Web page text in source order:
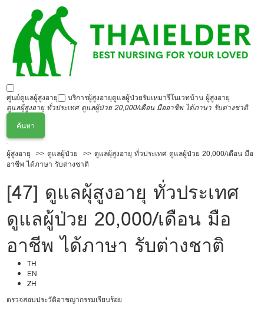
ศูนย์ดูแลผู้สูงอายุ บริการผู้สูงอายุดูแลผู้ป่วยรับเหมารีโนเวทบ้าน ผู้สูงอายุ
ดูแลผุ้สูงอายุ ทั่วประเทศ ดูแลผู้ป่วย 20,000/เดือน มืออาชีพ ได้ภาษา รับต่างชาติ
ค้นหา
ผู้สูงอายุ ดูแลผู้ป่วย
ดูแลผุ้สูงอายุ ทั่วประเทศ ดูแลผู้ป่วย 20,000/เดือน มือ
อาชีพ ได้ภาษา รับต่างชาติ
[47] ดูแลผุ้สูงอายุ ทั่วประเทศ
ดูแลผู้ป่วย 20,000/เดือน มือ
อาชีพ ได้ภาษา รับต่างชาติ
TH
EN
ZH
ตรวจสอบประวัติอาชญากรรมเรียบร้อย